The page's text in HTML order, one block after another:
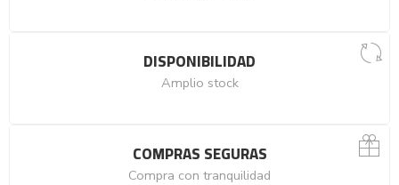
DISPONIBILIDAD
Amplio stock
COMPRAS SEGURAS
Compra con tranquilidad